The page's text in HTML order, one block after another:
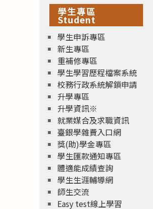
學生專區
Student
學生申訴專區
新生專區
重補修專區
學生學習歷程檔案系統
校務行政系統解鎖申請
升學專區
升學資訊※
就業媒合及求職資訊
臺銀學雜費入口網
獎(助)學金專區
學生匯款通知專區
體適能成績查詢
學生生涯輔導網
師生交流
Easy test線上學習